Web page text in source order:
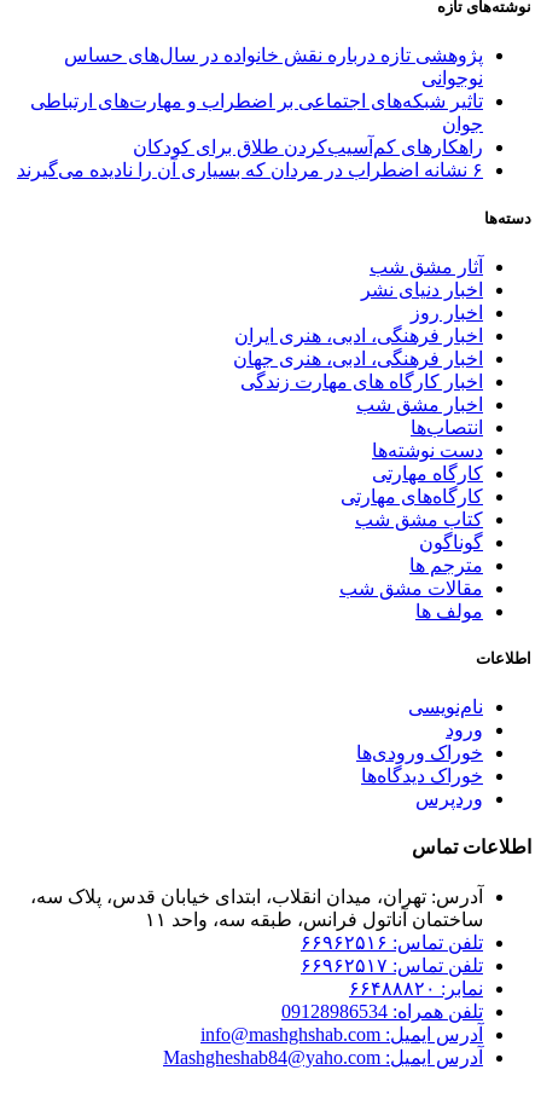
نوشته‌های تازه
پژوهشی تازه درباره نقش خانواده در سال‌های حساس
نوجوانی
تاثیر شبکه‌های اجتماعی بر اضطراب و مهارت‌های ارتباطی
جوان
راهکارهای کم‌آسیب‌کردن طلاق برای کودکان
۶ نشانه اضطراب در مردان که بسیاری آن را نادیده می‌گیرند
دسته‌ها
آثار مشق شب
اخبار دنیای نشر
اخبار روز
اخبار فرهنگی، ادبی، هنری ایران
اخبار فرهنگی، ادبی، هنری جهان
اخبار کارگاه های مهارت زندگی
اخبار مشق شب
انتصاب‌ها
دست نوشته‌ها
کارگاه مهارتی
کارگاه‌های مهارتی
کتاب مشق شب
گوناگون
مترجم ها
مقالات مشق شب
مولف ها
اطلاعات
نام‌نویسی
ورود
خوراک ورودی‌ها
خوراک دیدگاه‌ها
وردپرس
اطلاعات تماس
آدرس: تهران، میدان انقلاب، ابتدای خیابان قدس، پلاک سه،
ساختمان آناتول فرانس، طبقه سه، واحد ۱۱
تلفن تماس: ۶۶۹۶۲۵۱۶
تلفن تماس: ۶۶۹۶۲۵۱۷
نمابر: ۶۶۴۸۸۸۲۰
تلفن همراه: 09128986534
آدرس ایمیل: info@mashghshab.com
آدرس ایمیل: Mashgheshab84@yaho.com